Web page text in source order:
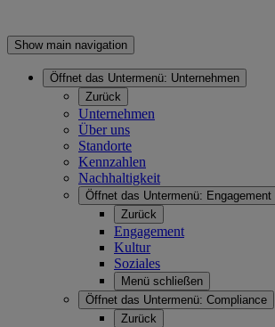
Show main navigation
Öffnet das Untermenü: Unternehmen
Zurück
Unternehmen
Über uns
Standorte
Kennzahlen
Nachhaltigkeit
Öffnet das Untermenü: Engagement
Zurück
Engagement
Kultur
Soziales
Menü schließen
Öffnet das Untermenü: Compliance
Zurück